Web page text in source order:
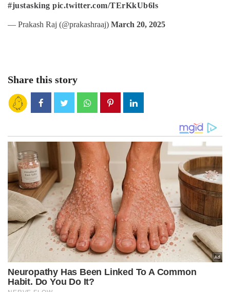
#justasking pic.twitter.com/TErKkUb6ls
— Prakash Raj (@prakashraaj) March 20, 2025
Share this story